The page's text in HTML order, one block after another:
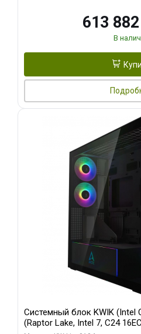
613
В
Системный блок KWIK (Intel
(Raptor Lake, Intel 7, C24